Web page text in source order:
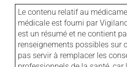
Le contenu relatif au
médicale est fourni par
est un résumé et ne contient
renseignements possibles sur
pas servir à remplacer les